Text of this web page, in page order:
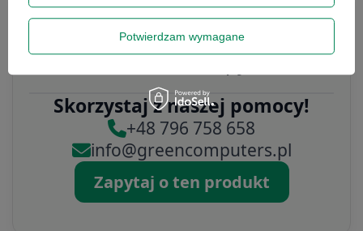
Chcesz się w czymś upewnić lub
masz dodatkowe pytanie?
Skorzystaj z naszej pomocy!
+48 796 758 658
info@greencomputers.pl
Zapytaj o ten produkt
Potwierdzam wymagane